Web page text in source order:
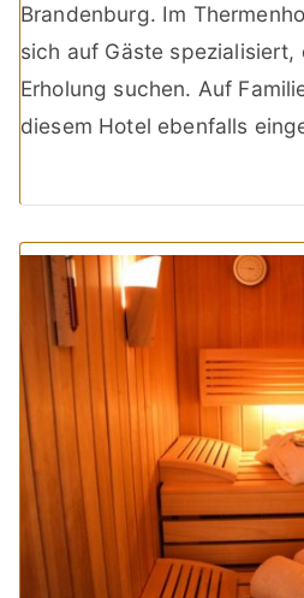
Brandenburg. Im
sich auf Gäste spezialisiert,
Erholung suchen. Auf
diesem Hotel ebenfalls